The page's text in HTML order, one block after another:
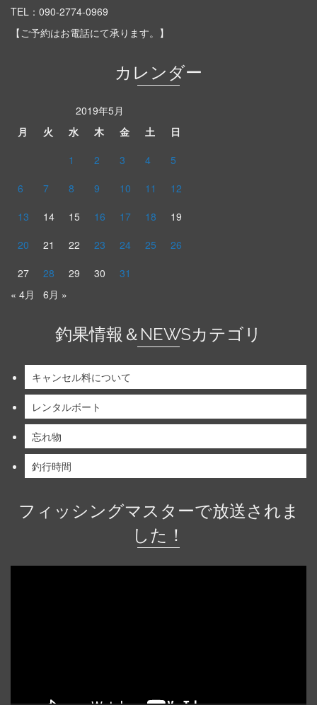
TEL： 090-2774-0969
【ご予約はお電話にて承ります。】
カレンダー
2019年5月
月
火 水 木 金 土
日
1
2 3 4
5
6
7 8 9 10 11
12
13
14 15 16 17 18
19
20
21 22 23 24 25
26
27
28 29 30
31
« 4月
6月 »
釣果情報＆NEWSカテゴリ
キャンセル料について
レンタルボート
忘れ物
釣行時間
フィッシングマスターで放送されま
した！